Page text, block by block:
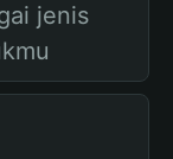
jenis